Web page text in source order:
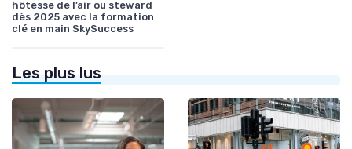
hôtesse de l’air ou steward
dès 2025 avec la formation
clé en main SkySuccess
Les plus lus